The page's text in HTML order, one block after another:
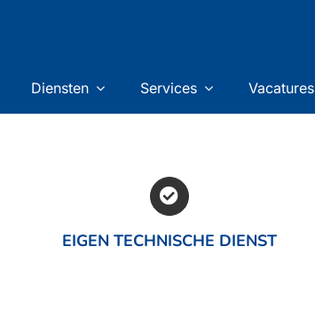
Diensten Services Vacatures
EIGEN TECHNISCHE DIENST